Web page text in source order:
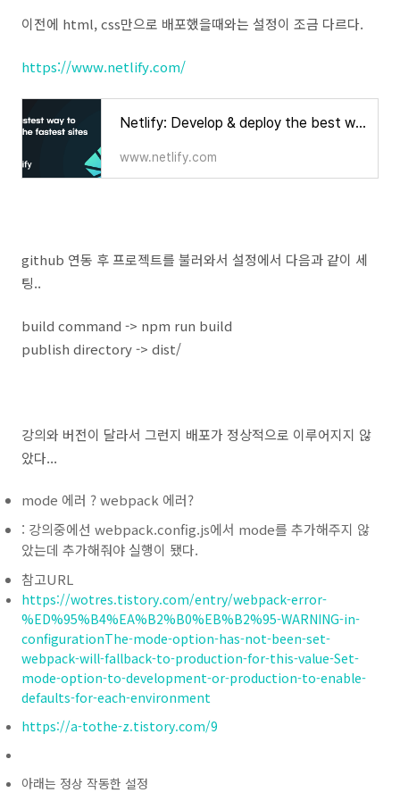
이전에 html, css만으로 배포했을때와는 설정이 조금 다르다.
https://www.netlify.com/
Netlify: Develop & deploy the best web experiences in record time
www.netlify.com
github 연동 후 프로젝트를 불러와서 설정에서 다음과 같이 세
팅..
build command -> npm run build
publish directory -> dist/
강의와 버전이 달라서 그런지 배포가 정상적으로 이루어지지 않
았다...
mode 에러 ? webpack 에러?
: 강의중에선 webpack.config.js에서 mode를 추가해주지 않
았는데 추가해줘야 실행이 됐다.
참고URL
https://wotres.tistory.com/entry/webpack-error-
%ED%95%B4%EA%B2%B0%EB%B2%95-WARNING-in-
configurationThe-mode-option-has-not-been-set-
webpack-will-fallback-to-production-for-this-value-Set-
mode-option-to-development-or-production-to-enable-
defaults-for-each-environment
https://a-tothe-z.tistory.com/9
아래는 정상 작동한 설정